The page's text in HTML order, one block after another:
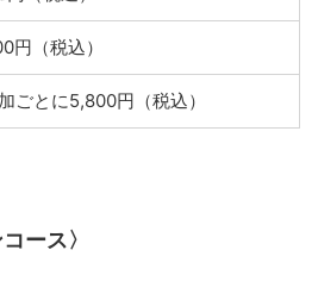
円（税込）
ごとに5,800円（税込）
ース〉